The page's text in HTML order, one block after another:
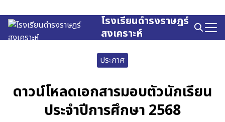
to
content
โรงเรียนดำรงราษฎร์
สงเคราะห์
Search
for:
ประกาศ
ดาวน์โหลดเอกสารมอบตัวนักเรียน
ประจำปีการศึกษา 2568